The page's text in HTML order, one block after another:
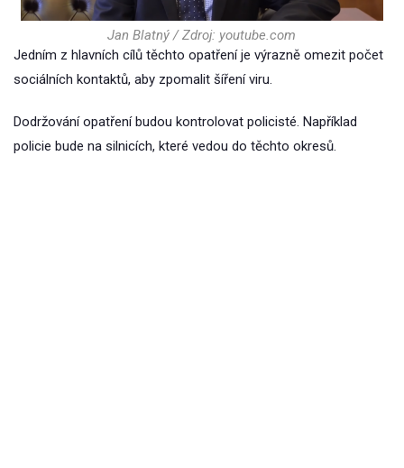
Jan Blatný / Zdroj: youtube.com
Jedním z hlavních cílů těchto opatření je výrazně omezit počet
sociálních kontaktů, aby zpomalit šíření viru.
Dodržování opatření budou kontrolovat policisté. Například
policie bude na silnicích, které vedou do těchto okresů.